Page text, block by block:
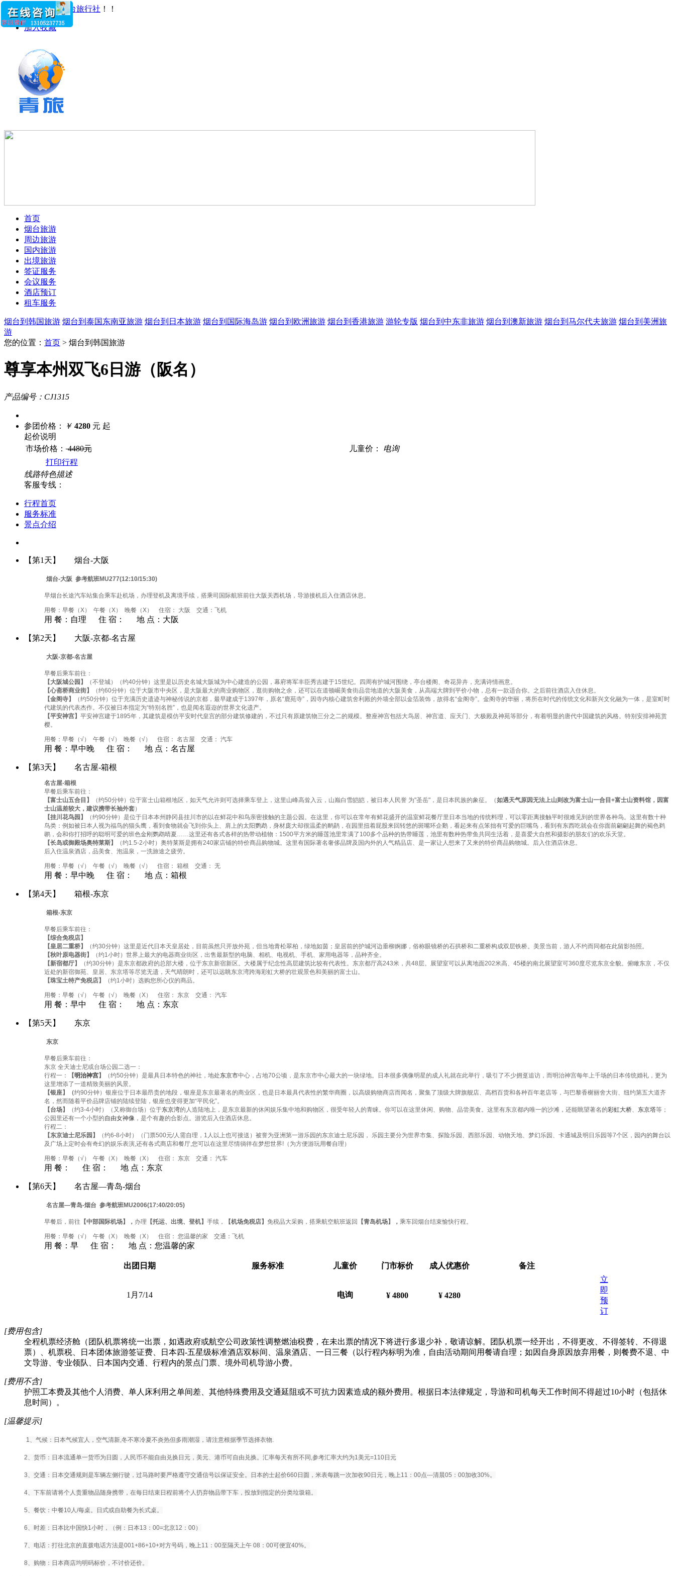
您好！欢迎访问烟台旅行社 ！！
加入收藏
首页
烟台旅游
周边旅游
国内旅游
出境旅游
签证服务
会议服务
酒店预订
租车服务
烟台到韩国旅游 烟台到泰国东南亚旅游 烟台到日本旅游 烟台到国际海岛游 烟台到欧洲旅游 烟台到香港旅游 游轮专版 烟台到中东非旅游 烟台到澳新旅游 烟台到马尔代夫旅游 烟台到美洲旅
游
您的位置： 首页 > 烟台到韩国旅游
尊享本州双飞6日游（阪名）
产品编号：CJ1315
参团价格： ￥ 4280 元 起
起价说明
市场价格： 4480元 儿童价：
电询
打印行程
线路特色描述
客服专线：
行程首页
服务标准
景点介绍
【第1天】 烟台-大阪
烟台-大阪 参考航班MU277(12:10/15:30)
早烟台长途汽车站集合乘车赴机场，办理登机及离境手续，搭乘司国际航班前往大阪关西机场，导游接机后入住酒店休息。
用餐：早餐（X） 午餐（X） 晚餐（X） 住宿： 大阪 交通：飞机
用 餐： 自理 住 宿： 地 点： 大阪
【第2天】 大阪-京都-名古屋
大阪-京都-名古屋
早餐后乘车前往：
【大阪城公园】
（不登城）（约40分钟）这里是以历史名城大阪城为中心建造的公园，幕府将军丰臣秀吉建于15世纪。四周有护城河围绕，亭台楼阁、奇花异卉，充满诗情画意。
【心斋桥商业街】
（约60分钟）位于大阪市中央区，是大阪最大的商业购物区，逛街购物之余，还可以在道顿崛美食街品尝地道的大阪美食，从高端大牌到平价小物，总有一款适合你。之后前往酒店入住休息。
【金阁寺】
（约50分钟）位于充满历史遗迹与神秘传说的京都，最早建成于1397年，原名“鹿苑寺”，因寺内核心建筑舍利殿的外墙全部以金箔装饰，故得名“金阁寺”。金阁寺的华丽，将所在时代的传统文化和新兴文化融为一体，是室町时
代建筑的代表杰作。不仅被日本指定为“特别名胜”，也是闻名遐迩的世界文化遗产。
【平安神宫】 平安神宫建于1895年，其建筑是模仿平安时代皇宫的部分建筑修建的，不过只有原建筑物三分之二的规模。整座神宫包括大鸟居、神宫道、应天门、大极殿及神苑等部分，有着明显的唐代中国建筑的风格。特别安排神苑赏
樱。
用餐：早餐（√） 午餐（√） 晚餐（√） 住宿： 名古屋 交通： 汽车
用 餐： 早中晚 住 宿： 地 点： 名古屋
【第3天】 名古屋-箱根
名古屋-箱根
早餐后乘车前往：
【富士山五合目】
（约50分钟）位于富士山箱根地区，如天气允许则可选择乘车登上，这里山峰高耸入云，山巅白雪皑皑，被日本人民誉 为"圣岳"，是日本民族的象征。（如遇天气原因无法上山则改为富士山一合目+富士山资料馆，因富
士山温差较大，建议携带长袖外套）
【挂川花鸟园】
（约90分钟）是位于日本本州静冈县挂川市的以在鲜花中和鸟亲密接触的主题公园。在这里，你可以在常年有鲜花盛开的温室鲜花餐厅里日本当地的传统料理，可以零距离接触平时很难见到的世界各种鸟。这里有数十种
鸟类：例如被日本人视为福鸟的猫头鹰，看到食物就会飞到你头上、肩上的太阳鹦鹉，身材庞大却很温柔的鸸鹋，在园里扭着屁股来回转悠的斑嘴环企鹅，看起来有点笨拙有可爱的巨嘴鸟，看到有东西吃就会在你面前翩翩起舞的褐色鹈
鹕，会和你打招呼的聪明可爱的班色金刚鹦鹉晴夏……这里还有各式各样的热带动植物：1500平方米的睡莲池里常满了100多个品种的热带睡莲，池里有数种热带鱼共同生活着，是喜爱大自然和摄影的朋友们的欢乐天堂。
【长岛或御殿场奥特莱斯】
（约1.5-2小时）奥特莱斯是拥有240家店铺的特价商品购物城。这里有国际著名奢侈品牌及国内外的人气精品店、是一家让人想来了又来的特价商品购物城。后入住酒店休息。
后入住温泉酒店，品美食、泡温泉，一洗旅途之疲劳。
用餐：早餐（√） 午餐（√） 晚餐（√） 住宿： 箱根 交通： 无
用 餐： 早中晚 住 宿： 地 点： 箱根
【第4天】 箱根-东京
箱根-东京
早餐后乘车前往：
【综合免税店】
【皇居二重桥】
（约30分钟）这里是近代日本天皇居处，目前虽然只开放外苑，但当地青松翠柏，绿地如茵；皇居前的护城河边垂柳婀娜，俗称眼镜桥的石拱桥和二重桥构成双层铁桥。美景当前，游人不约而同都在此留影拍照。
【秋叶原电器街】
（约1小时）世界上最大的电器商业街区，出售最新型的电脑、相机、电视机、手机、家用电器等，品种齐全。
【新宿都厅】
（约30分钟）是东京都政府的总部大楼，位于东京新宿新区。大楼属于纪念性高层建筑比较有代表性。东京都厅高243米，共48层。展望室可以从离地面202米高、45楼的南北展望室可360度尽览东京全貌。俯瞰东京，不仅
近处的新宿御苑、皇居、东京塔等尽览无遗，天气晴朗时，还可以远眺东京湾跨海彩虹大桥的壮观景色和美丽的富士山。
【珠宝土特产免税店】
（约1小时）选购您所心仪的商品。
用餐：早餐（√） 午餐（√） 晚餐（X） 住宿： 东京 交通： 汽车
用 餐： 早中 住 宿： 地 点： 东京
【第5天】 东京
东京
早餐后乘车前往：
东京 全天迪士尼或台场公园二选一：
行程一：
【明治神宫】 （约50分钟）是最具日本特色的神社，地处东京市中心，占地70公顷，是东京市中心最大的一块绿地。日本很多偶像明星的成人礼就在此举行，吸引了不少拥趸追访，而明治神宫每年上千场的日本传统婚礼，更为
这里增添了一道精致美丽的风景。
【银座】（约90分钟）银座位于日本最昂贵的地段，银座是东京最著名的商业区，也是日本最具代表性的繁华商圈，以高级购物商店而闻名，聚集了顶级大牌旗舰店、高档百货和各种百年老店等，与巴黎香榭丽舍大街、纽约第五大道齐
名，然而随着平价品牌店铺的陆续登陆，银座也变得更加“平民化”。
【台场】
（约3-4小时）（又称御台场）位于东京湾的人造陆地上，是东京最新的休闲娱乐集中地和购物区，很受年轻人的青睐。你可以在这里休闲、购物、品尝美食。这里有东京都内唯一的沙滩，还能眺望著名的彩虹大桥 东京塔等；
公园里还有一个小型的自由女神像 ，是个有趣的合影点。游览后入住酒店休息。
行程二：
【东京迪士尼乐园】
（约6-8小时）（门票500元/人需自理，1人以上也可接送）被誉为亚洲第一游乐园的东京迪士尼乐园， 乐园主要分为世界市集、探险乐园、西部乐园、动物天地、梦幻乐园、卡通城及明日乐园等7个区，园内的舞台以
及广场上定时会有奇幻的娱乐表演,还有各式商店和餐厅,您可以在这里尽情徜徉在梦想世界!（为方便游玩用餐自理）
用餐：早餐（√） 午餐（X） 晚餐（X） 住宿： 东京 交通： 汽车
用 餐： 住 宿： 地 点： 东京
【第6天】 名古屋—青岛-烟台
名古屋—青岛-烟台 参考航班MU2006(17:40/20:05)
早餐后，前往 【中部国际机场】， 办理 【托运、出境、登机】 手续， 【机场免税店】 免税品大采购，搭乘航空航班返回 【青岛机场】， 乘车回烟台结束愉快行程。
用餐：早餐（√） 午餐（X） 晚餐（X） 住宿： 您温馨的家 交通：飞机
用 餐： 早 住 宿： 地 点： 您温馨的家
出团日期 服务标准 儿童价 门市标价 成人优惠价 备注
1月7/14 电询 ¥ 4800 ¥ 4280
立
即
预
订
[费用包含]
全程机票经济舱（团队机票将统一出票，如遇政府或航空公司政策性调整燃油税费，在未出票的情况下将进行多退少补，敬请谅解。团队机票一经开出，不得更改、不得签转、不得退
票）、机票税、日本团体旅游签证费、日本四-五星级标准酒店双标间、温泉酒店、一日三餐（以行程内标明为准，自由活动期间用餐请自理；如因自身原因放弃用餐，则餐费不退、中
文导游、专业领队、日本国内交通、行程内的景点门票、境外司机导游小费。
[费用不含]
护照工本费及其他个人消费、单人床利用之单间差、其他特殊费用及交通延阻或不可抗力因素造成的额外费用。根据日本法律规定，导游和司机每天工作时间不得超过10小时（包括休
息时间）。
[温馨提示]
1、气候：日本气候宜人，空气清新,冬不寒冷夏不炎热但多雨潮湿，请注意根据季节选择衣物.
2、货币：日本流通单一货币为日圆，人民币不能自由兑换日元，美元、港币可自由兑换。汇率每天有所不同,参考汇率大约为1美元=110日元
3、交通：日本交通规则是车辆左侧行驶，过马路时要严格遵守交通信号以保证安全。日本的士起价660日圆，米表每跳一次加收90日元，晚上11：00点---清晨05：00加收30%。
4、下车前请将个人贵重物品随身携带，在每日结束日程前将个人扔弃物品带下车，投放到指定的分类垃圾箱。
5、餐饮：中餐10人/每桌。日式或自助餐为长式桌。
6、时差：日本比中国快1小时，（例：日本13：00=北京12：00）
7、电话：打往北京的直拨电话方法是001+86+10+对方号码，晚上11：00至隔天上午 08：00可便宜40%。
8、购物：日本商店均明码标价，不讨价还价。